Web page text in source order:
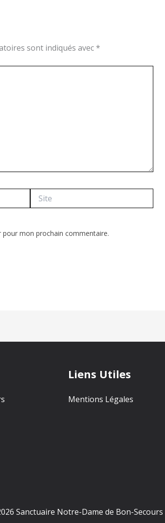
sont indiqués avec *
mon prochain commentaire.
Liens Utiles
Mentions Légales
Sanctuaire Notre-Dame de Bon-Secours